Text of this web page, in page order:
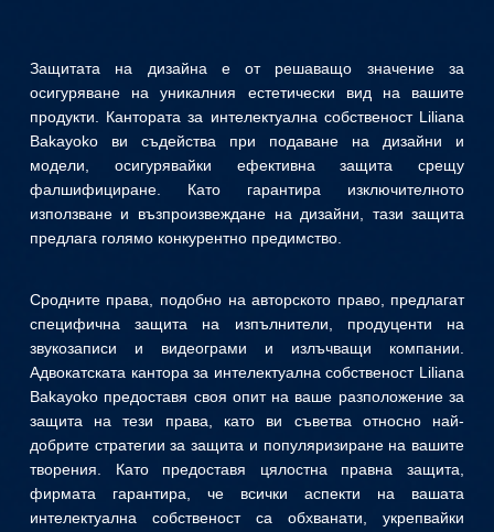
Защитата на дизайна е от решаващо значение за
осигуряване на уникалния естетически вид на вашите
продукти. Кантората за интелектуална собственост Liliana
Bakayoko ви съдейства при подаване на дизайни и
модели, осигурявайки ефективна защита срещу
фалшифициране. Като гарантира изключителното
използване и възпроизвеждане на дизайни, тази защита
предлага голямо конкурентно предимство.
Сродните права, подобно на авторското право, предлагат
специфична защита на изпълнители, продуценти на
звукозаписи и видеограми и излъчващи компании.
Адвокатската кантора за интелектуална собственост Liliana
Bakayoko предоставя своя опит на ваше разположение за
защита на тези права, като ви съветва относно най-
добрите стратегии за защита и популяризиране на вашите
творения. Като предоставя цялостна правна защита,
фирмата гарантира, че всички аспекти на вашата
интелектуална собственост са обхванати, укрепвайки